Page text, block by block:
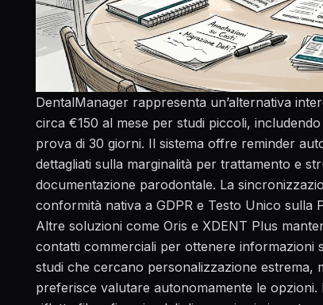
DentalManager rappresenta un’alternativa
circa €150 al mese per studi piccoli,
prova di 30 giorni. Il sistema offre reminder
dettagliati sulla marginalità per trattamento e
documentazione parodontale. La
conformità nativa a GDPR e Testo Unico sulla
Altre soluzioni come Oris e XDENT Plus
contatti commerciali per ottenere informazioni
studi che cercano personalizzazione estrema,
preferisce valutare autonomamente le